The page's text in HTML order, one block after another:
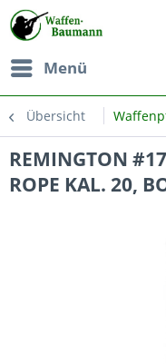
Menü
Übersicht
REMINGTON
ROPE KAL. 20,